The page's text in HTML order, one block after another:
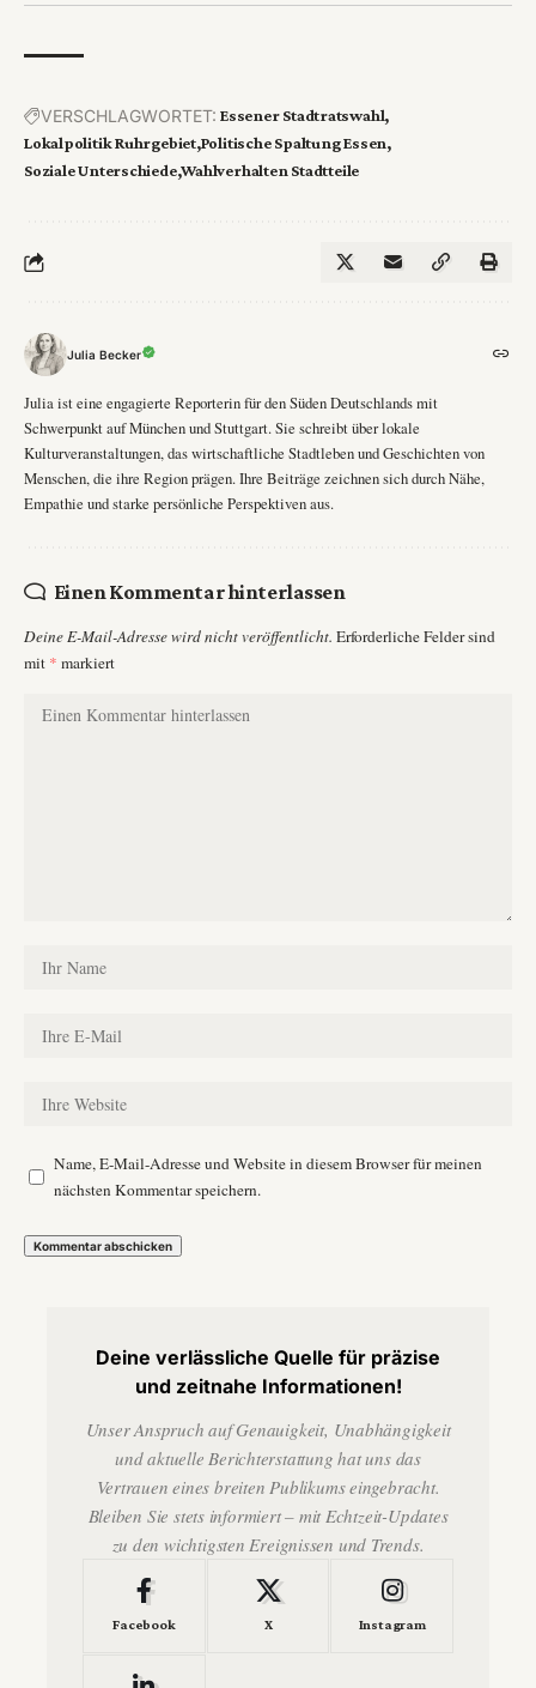
VERSCHLAGWORTET: Essener Stadtratswahl
Lokalpolitik Ruhrgebiet Politische Spaltung Essen
Soziale Unterschiede Wahlverhalten Stadtteile
Julia Becker
Julia ist eine engagierte Reporterin für den Süden Deutschlands mit
Schwerpunkt auf München und Stuttgart. Sie schreibt über lokale
Kulturveranstaltungen, das wirtschaftliche Stadtleben und Geschichten von
Menschen, die ihre Region prägen. Ihre Beiträge zeichnen sich durch Nähe,
Empathie und starke persönliche Perspektiven aus.
Einen Kommentar hinterlassen
Deine E-Mail-Adresse wird nicht veröffentlicht. Erforderliche Felder sind
mit * markiert
Name, E-Mail-Adresse und Website in diesem Browser für meinen
nächsten Kommentar speichern.
Deine verlässliche Quelle für präzise
und zeitnahe Informationen!
Unser Anspruch auf Genauigkeit, Unabhängigkeit
und aktuelle Berichterstattung hat uns das
Vertrauen eines breiten Publikums eingebracht.
Bleiben Sie stets informiert – mit Echtzeit-Updates
zu den wichtigsten Ereignissen und Trends.
Facebook X Instagram